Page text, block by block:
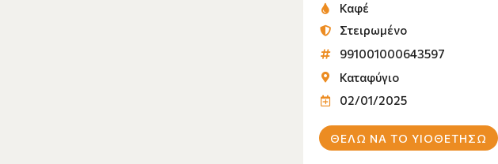
Καφέ
Στειρωμένο
991001000643597
Καταφύγιο
02/01/2025
ΘΕΛΩ ΝΑ ΤΟ ΥΙΟΘΕΤΗΣΩ